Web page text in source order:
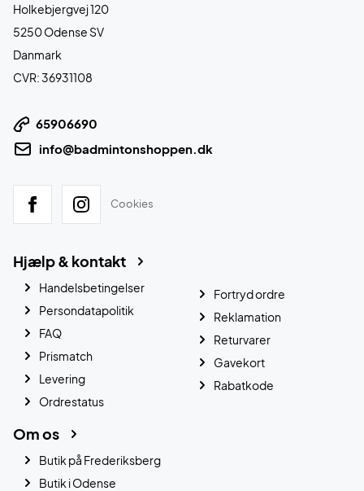
Holkebjergvej 120
5250 Odense SV
Danmark
CVR: 36931108
65906690
info@badmintonshoppen.dk
Cookies
Hjælp & kontakt
Handelsbetingelser
Persondatapolitik
FAQ
Prismatch
Levering
Ordrestatus
Fortryd ordre
Reklamation
Returvarer
Gavekort
Rabatkode
Om os
Butik på Frederiksberg
Butik i Odense